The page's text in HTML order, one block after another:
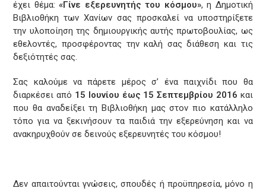
έχει θέμα:«Γίνε εξερευνητής του κόσμου», η Δημοτική
Βιβλιοθήκη των Χανίων σας προσκαλεί να υποστηρίξετε
την υλοποίηση της δημιουργικής αυτής πρωτοβουλίας, ως
εθελοντές, προσφέροντας την καλή σας διάθεση και τις
δεξιότητές σας.
Σας καλούμε να πάρετε μέρος σ’ ένα παιχνίδι που θα
διαρκέσει από 15 Ιουνίου έως 15 Σεπτεμβρίου 2016 και
που θα αναδείξει τη Βιβλιοθήκη μας στον πιο κατάλληλο
τόπο για να ξεκινήσουν τα παιδιά την εξερεύνηση και να
ανακηρυχθούν σε δεινούς εξερευνητές του κόσμου!
Δεν απαιτούνται γνώσεις, σπουδές ή προϋπηρεσία, μόνο η